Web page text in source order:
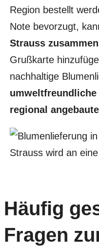
Region bestellt
Note bevorzugt,
Strauss
Grußkarte
nachhaltige
umweltfreundliche
regional
Häufig
Fragen